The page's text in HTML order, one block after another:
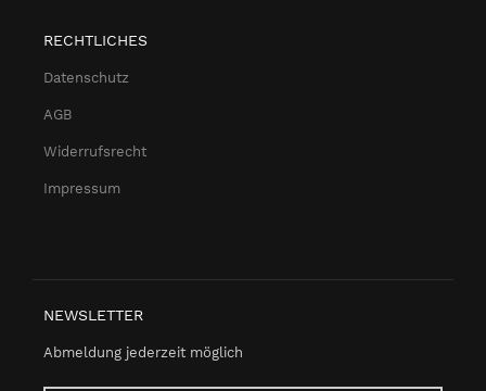
RECHTLICHES
Datenschutz
AGB
Widerrufsrecht
Impressum
NEWSLETTER
Abmeldung jederzeit möglich